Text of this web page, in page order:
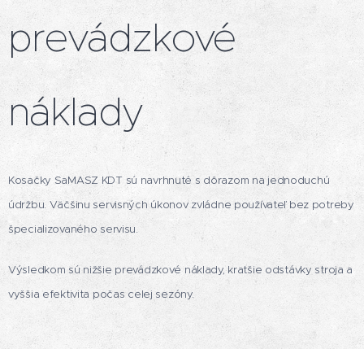
prevádzkové
náklady
Kosačky SaMASZ KDT sú navrhnuté s dôrazom na jednoduchú
údržbu. Väčšinu servisných úkonov zvládne používateľ bez potreby
špecializovaného servisu.
Výsledkom sú nižšie prevádzkové náklady, kratšie odstávky stroja a
vyššia efektivita počas celej sezóny.